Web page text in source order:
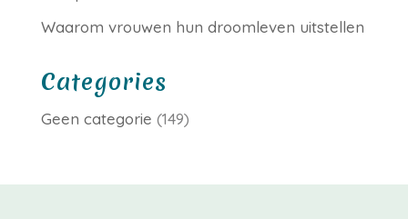
Waarom vrouwen hun droomleven uitstellen
Categories
Geen categorie (149)